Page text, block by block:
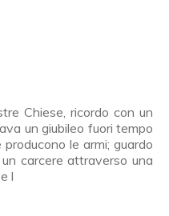
Chiese, ricordo con un
un giubileo fuori tempo
le armi; guardo
carcere attraverso una
l